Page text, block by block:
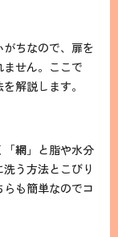
ちなので、扉を
せん。ここで
解説します。
「網 」と脂や水分
う方法とこびり
も簡単なのでコ